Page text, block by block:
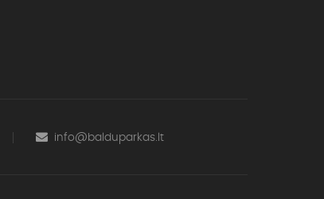
info@balduparkas.lt